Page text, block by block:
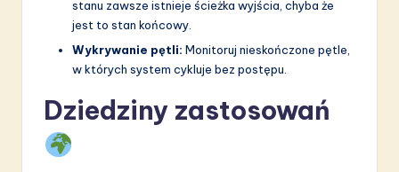
stanu zawsze istnieje ścieżka wyjścia, chyba że
jest to stan końcowy.
Wykrywanie pętli: Monitoruj nieskończone pętle,
w których system cykluje bez postępu.
Dziedziny zastosowań